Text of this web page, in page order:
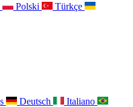
Polski
Türkçe
Deutsch
Italiano